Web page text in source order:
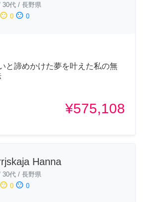
30代 / 長野県
sentiment_neutral 0 sentiment_dissatisfied 0
と諦めかけた夢を叶えた私の無
¥575,108
Hanna
30代 / 長野県
sentiment_neutral 0 sentiment_dissatisfied 0